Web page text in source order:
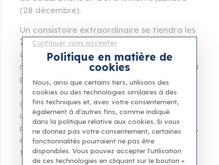
(28 décembre).
Un consistoire extraordinaire se tiendra les
7 et 8 janvier 2026 (à Rome). Les
cardinaux venus de différentes parties du
monde passeront deux jours à réfléchir et à
prier. Ils apporteront leur soutien et leurs
conseils au pape (Léon) sur la manière de
gouverner l'ensemble de l'Église (Église
universelle) ,ainsi que sur la manière de
promouvoir l'écoute, la synodalité et l'unité,
et d'œuvrer à l'élimination/la victoire sur
toutes les formes de polarisation.
Continuer sans accepter
Politique en matière de
cookies
Nous, ainsi que certains tiers, utilisons des
cookies ou des technologies similaires à des
fins techniques et, avec votre consentement,
également à d'autres fins, comme indiqué
dans la politique relative aux cookies. Si vous
ne donnez pas votre consentement, certaines
fonctionnalités pourraient ne pas être
disponibles. Vous pouvez accepter l'utilisation
de ces technologies en cliquant sur le bouton «